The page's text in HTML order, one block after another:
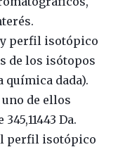
y perfil isotópico
de los isótopos
dada).
de ellos
Da.
perfil isotópico